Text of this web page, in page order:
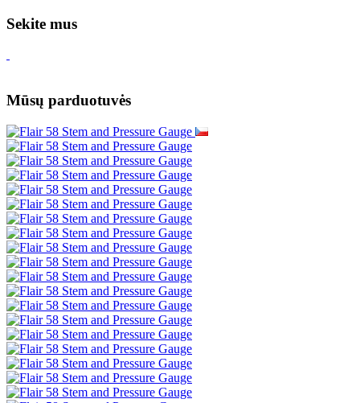
Sekite mus
Mūsų parduotuvės